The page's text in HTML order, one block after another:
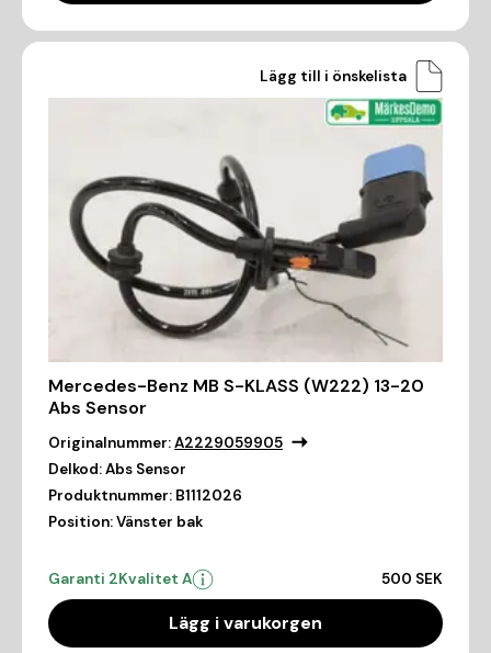
Lägg till i önskelista
Mercedes-Benz MB S-KLASS (W222) 13-20
Abs Sensor
Originalnummer:A2229059905
Delkod:Abs Sensor
Produktnummer: B1112026
Position:Vänster bak
Garanti 2Kvalitet A 500 SEK
Lägg i varukorgen